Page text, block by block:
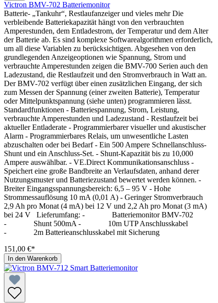
Victron BMV-702 Batteriemonitor
Batterie- „Tankuhr“, Restlaufanzeiger und vieles mehr Die
verbleibende Batteriekapazität hängt von den verbrauchten
Amperestunden, dem Entladestrom, der Temperatur und dem Alter
der Batterie ab. Es sind komplexe Softwarealgorithmen erforderlich,
um all diese Variablen zu berücksichtigen. Abgesehen von den
grundlegenden Anzeigeoptionen wie Spannung, Strom und
verbrauchte Amperestunden zeigen die BMV-700 Serien auch den
Ladezustand, die Restlaufzeit und den Stromverbrauch in Watt an.
Der BMV-702 verfügt über einen zusätzlichen Eingang, der sich
zum Messen der Spannung (einer zweiten Batterie), Temperatur
oder Mittelpunktspannung (siehe unten) programmieren lässt.
Standardfunktionen - Batteriespannung, Strom, Leistung,
verbrauchte Amperestunden und Ladezustand - Restlaufzeit bei
aktueller Entladerate - Programmierbarer visueller und akustischer
Alarm - Programmierbares Relais, um unwesentliche Lasten
abzuschalten oder bei Bedarf - Ein 500 Ampere Schnellanschluss-
Shunt und ein Anschluss-Set. - Shunt-Kapazität bis zu 10,000
Ampere auswählbar. - VE.Direct Kommunikationsanschluss -
Speichert eine große Bandbreite an Verlaufsdaten, anhand derer
Nutzungsmuster und Batteriezustand bewertet werden können. -
Breiter Eingangsspannungsbereich: 6,5 – 95 V - Hohe
Strommessauflösung 10 mA (0,01 A) - Geringer Stromverbrauch
2,9 Ah pro Monat (4 mA) bei 12 V und 2,2 Ah pro Monat (3 mA)
bei 24 V Lieferumfang: - Batteriemonitor BMV-702
- Shunt 500mA - 10m UTP Anschlusskabel
- 2m Batterieanschlusskabel mit Sicherung
151,00 €*
In den Warenkorb